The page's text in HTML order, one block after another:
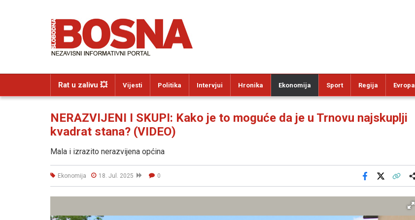
Rat u zalivu 💥 Vijesti Politika Intervjui Hronika Ekonomija Sport Regija Evropa
NERAZVIJENI I SKUPI: Kako je to moguće da je u Trnovu najskuplji
kvadrat stana? (VIDEO)
Mala i izrazito nerazvijena općina
Ekonomija 18. Jul. 2025 0
Facebook